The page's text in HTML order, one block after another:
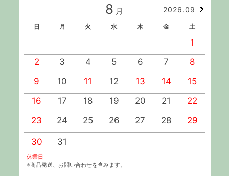
8 月 2026.09
日 月 火 水 木 金 土
1
2
3 4 5 6 7
8
9
10 11 12 13 14
15
16
17 18 19 20 21
22
23
24 25 26 27 28 29
30 31
休業日
※商品発送、お問い合わせを含みます。